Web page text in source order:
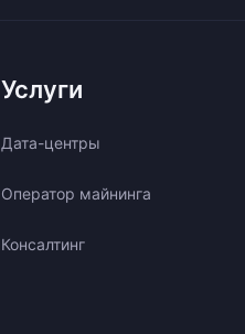
Услуги
Дата-центры
Оператор майнинга
Консалтинг